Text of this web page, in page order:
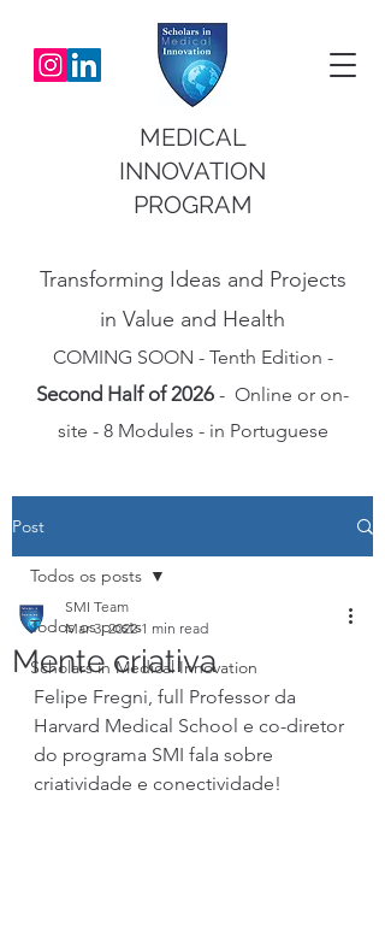
MEDICAL
INNOVATION
PROGRAM
Transforming Ideas and Projects
in Value and Health
COMING SOON - Tenth Edition -
Second Half of 2026 - Online or on-
site - 8 Modules - in Portuguese
Post
Todos os posts
Scholars in Medical Innovation
Todos os posts
Mente criativa
SMI Team
Mar 3, 2022 1 min read
Felipe Fregni, full Professor da
Harvard Medical School e co-diretor
do programa SMI fala sobre
criatividade e conectividade!